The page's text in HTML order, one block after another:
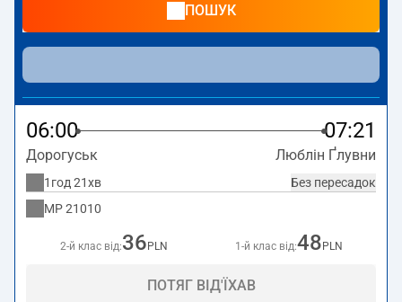
не курсують інші потяги перевізника PKP
Intercity. Потяг завершує маршрут на станції Lublin
Główny.
ПОШУК
06:00 07:21
Дорогуськ Люблін Ґлувни
Без пересадок
1год 21хв
MP21010
2-й клас від:36 PLN 1-й клас від:48 PLN
ПОТЯГ ВІД'ЇХАВ